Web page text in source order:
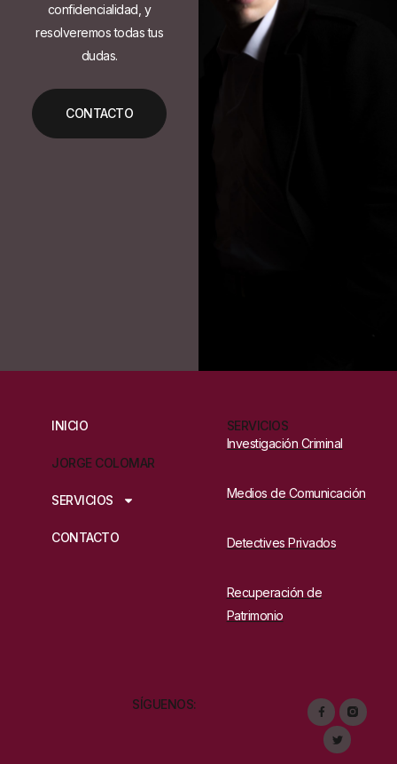
confidencialidad, y
resolveremos todas tus
dudas.
CONTACTO
INICIO
JORGE COLOMAR
SERVICIOS
CONTACTO
SERVICIOS
Investigación Criminal
Medios de Comunicación
Detectives Privados
Recuperación de
Patrimonio
SÍGUENOS: